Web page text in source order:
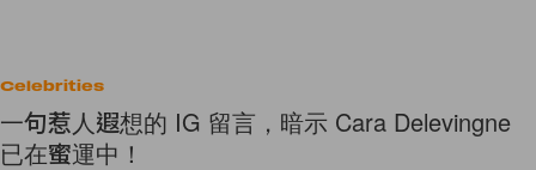
Celebrities
一句惹人遐想的 IG 留言，暗示 Cara Delevingne
已在蜜運中！